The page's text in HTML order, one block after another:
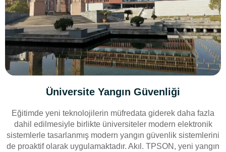
Üniversite Yangın Güvenliği
Eğitimde yeni teknolojilerin müfredata giderek daha fazla
dahil edilmesiyle birlikte üniversiteler modern elektronik
sistemlerle tasarlanmış modern yangın güvenlik sistemlerini
de proaktif olarak uygulamaktadır. Akıl. TPSON, yeni yangın